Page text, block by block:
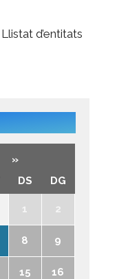
Llistat d’entitats
»
DS DG
1 2
8 9
15 16